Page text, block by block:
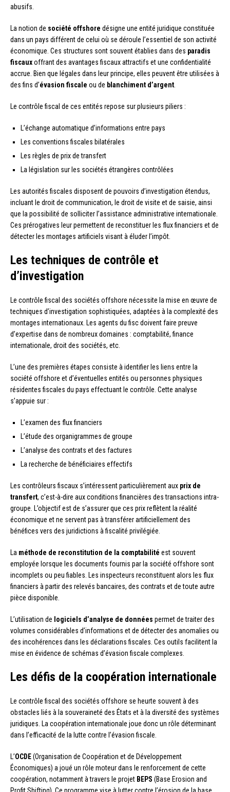
abusifs.
La notion de société offshore désigne une entité juridique constituée
dans un pays différent de celui où se déroule l’essentiel de son activité
économique. Ces structures sont souvent établies dans des paradis
fiscauxoffrant des avantages fiscaux attractifs et une confidentialité
accrue. Bien que légales dans leur principe, elles peuvent être utilisées à
des fins d’évasion fiscale ou de blanchiment d’argent
Le contrôle fiscal de ces entités repose sur plusieurs piliers :
L’échange automatique d’informations entre pays
Les conventions fiscales bilatérales
Les règles de prix de transfert
La législation sur les sociétés étrangères contrôlées
Les autorités fiscales disposent de pouvoirs d’investigation étendus,
incluant le droit de communication, le droit de visite et de saisie, ainsi
que la possibilité de solliciter l’assistance administrative internationale.
Ces prérogatives leur permettent de reconstituer les flux financiers et de
détecter les montages artificiels visant à éluder l’impôt.
Les techniques de contrôle et
d’investigation
Le contrôle fiscal des sociétés offshore nécessite la mise en œuvre de
techniques d’investigation sophistiquées, adaptées à la complexité des
montages internationaux. Les agents du fisc doivent faire preuve
d’expertise dans de nombreux domaines : comptabilité, finance
internationale, droit des sociétés, etc.
L’une des premières étapes consiste à identifier les liens entre la
société offshore et d’éventuelles entités ou personnes physiques
résidentes fiscales du pays effectuant le contrôle. Cette analyse
s’appuie sur :
L’examen des flux financiers
L’étude des organigrammes de groupe
L’analyse des contrats et des factures
La recherche de bénéficiaires effectifs
Les contrôleurs fiscaux s’intéressent particulièrement aux prix de
transfert, c’est-à-dire aux conditions financières des transactions intra-
groupe. L’objectif est de s’assurer que ces prix reflètent la réalité
économique et ne servent pas à transférer artificiellement des
bénéfices vers des juridictions à fiscalité privilégiée.
La méthode de reconstitution de la comptabilité est souvent
employée lorsque les documents fournis par la société offshore sont
incomplets ou peu fiables. Les inspecteurs reconstituent alors les flux
financiers à partir des relevés bancaires, des contrats et de toute autre
pièce disponible.
L’utilisation de logiciels d’analyse de données permet de traiter des
volumes considérables d’informations et de détecter des anomalies ou
des incohérences dans les déclarations fiscales. Ces outils facilitent la
mise en évidence de schémas d’évasion fiscale complexes.
Les défis de la coopération internationale
Le contrôle fiscal des sociétés offshore se heurte souvent à des
obstacles liés à la souveraineté des États et à la diversité des systèmes
juridiques. La coopération internationale joue donc un rôle déterminant
dans l’efficacité de la lutte contre l’évasion fiscale.
L’OCDE(Organisation de Coopération et de Développement
Économiques) a joué un rôle moteur dans le renforcement de cette
coopération, notamment à travers le projet BEPS (Base Erosion and
Profit Shifting). Ce programme vise à lutter contre l’érosion de la base